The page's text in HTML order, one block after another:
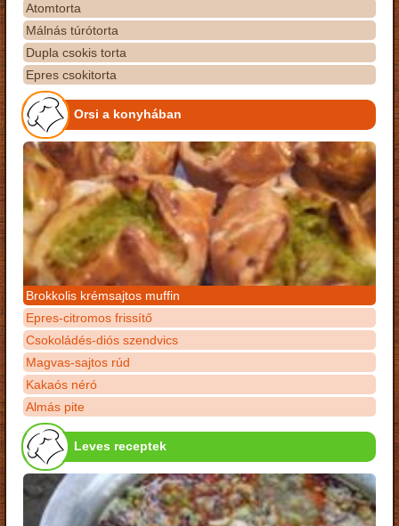
Atomtorta
Málnás túrótorta
Dupla csokis torta
Epres csokitorta
Orsi a konyhában
Brokkolis krémsajtos muffin
Epres-citromos frissítő
Csokoládés-diós szendvics
Magvas-sajtos rúd
Kakaós néró
Almás pite
Leves receptek